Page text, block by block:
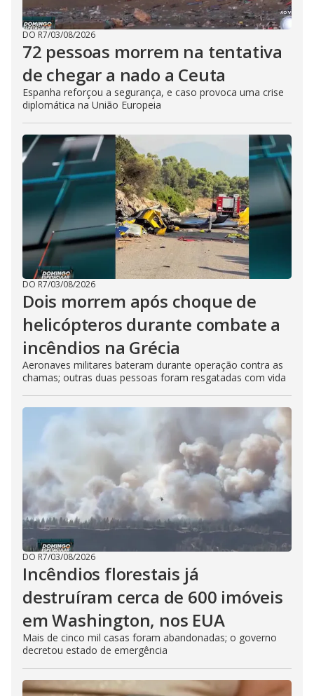
DO R7/03/08/2026
72 pessoas morrem na tentativa
de chegar a nado a Ceuta
Espanha reforçou a segurança, e caso provoca uma crise
diplomática na União Europeia
DO R7/03/08/2026
Dois morrem após choque de
helicópteros durante combate a
incêndios na Grécia
Aeronaves militares bateram durante operação contra as
chamas; outras duas pessoas foram resgatadas com vida
DO R7/03/08/2026
Incêndios florestais já
destruíram cerca de 600 imóveis
em Washington, nos EUA
Mais de cinco mil casas foram abandonadas; o governo
decretou estado de emergência